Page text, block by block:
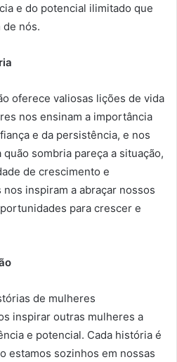
e do potencial ilimitado que
de nós.
oferece valiosas lições de vida
nos ensinam a importância
e da persistência, e nos
sombria pareça a situação,
de crescimento e
inspiram a abraçar nossos
para crescer e
de mulheres
inspirar outras mulheres a
e potencial. Cada história é
estamos sozinhos em nossas